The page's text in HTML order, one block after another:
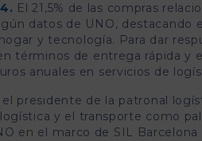
El 21,5% de las compras
datos de UNO,
y tecnología. Para dar
términos de entrega rápida y
anuales en servicios de
presidente de la patronal
logística y el transporte como
en el marco de SIL Barcelona